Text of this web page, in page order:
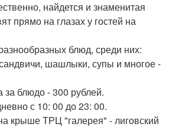
найдется и знаменитая
прямо на глазах у гостей на
блюд, среди них:
шашлыки, супы и многое -
блюдо - 300 рублей.
с 10: 00 до 23: 00.
крыше ТРЦ "галерея" - лиговский